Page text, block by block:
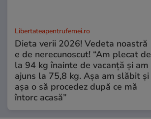
Libertateapentrufemei.ro
Dieta verii 2026! Vedeta noastră
e de nerecunoscut! “Am plecat de
la 94 kg înainte de vacanță și am
ajuns la 75,8 kg. Așa am slăbit și
așa o să procedez după ce mă
întorc acasă”